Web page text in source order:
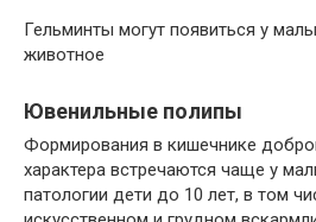
Гельминты могут появиться у
животное
Ювенильные полипы
Формирования в кишечнике
характера встречаются чаще у
патологии дети до 10 лет, в том